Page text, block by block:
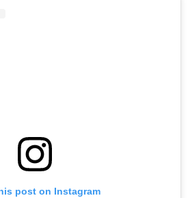
post on Instagram